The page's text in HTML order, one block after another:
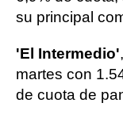
su principal
'El Intermedio'
martes con
de cuota de